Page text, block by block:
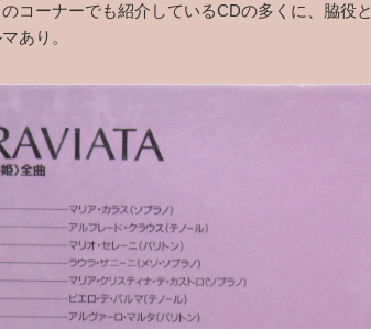
コーナーでも紹介しているCDの多くに、脇役
あり。